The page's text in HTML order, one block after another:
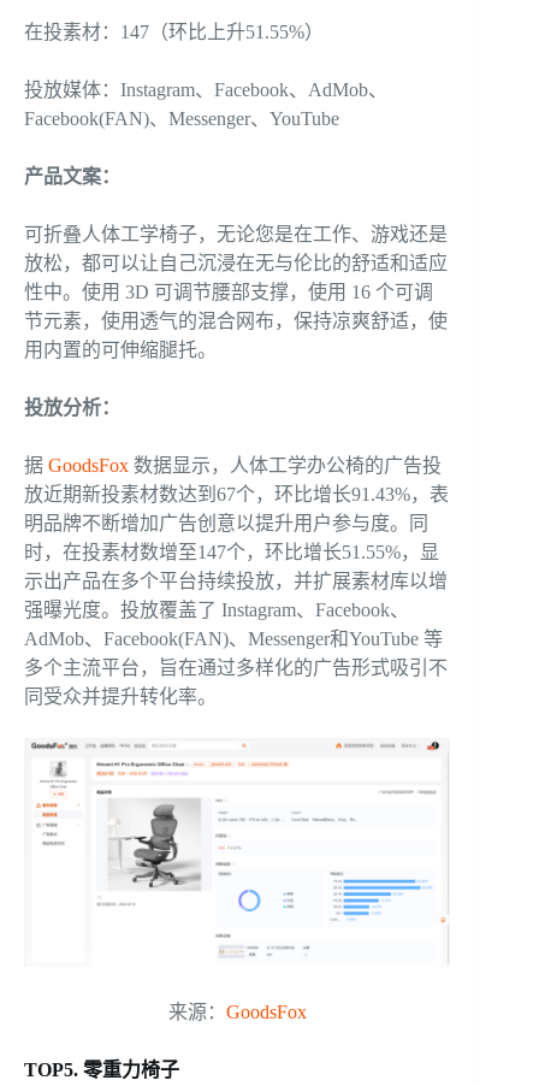
在投素材：147（环比上升51.55%）
投放媒体：Instagram、Facebook、AdMob、
Facebook(FAN)、Messenger、YouTube
产品文案：
可折叠人体工学椅子，无论您是在工作、游戏还是
放松，都可以让自己沉浸在无与伦比的舒适和适应
性中。使用 3D 可调节腰部支撑，使用 16 个可调
节元素，使用透气的混合网布，保持凉爽舒适，使
用内置的可伸缩腿托。
投放分析：
据 GoodsFox 数据显示，人体工学办公椅的广告投
放近期新投素材数达到67个，环比增长91.43%，表
明品牌不断增加广告创意以提升用户参与度。同
时，在投素材数增至147个，环比增长51.55%，显
示出产品在多个平台持续投放，并扩展素材库以增
强曝光度。投放覆盖了 Instagram、Facebook、
AdMob、Facebook(FAN)、Messenger和YouTube 等
多个主流平台，旨在通过多样化的广告形式吸引不
同受众并提升转化率。
来源： GoodsFox
TOP5. 零重力椅子